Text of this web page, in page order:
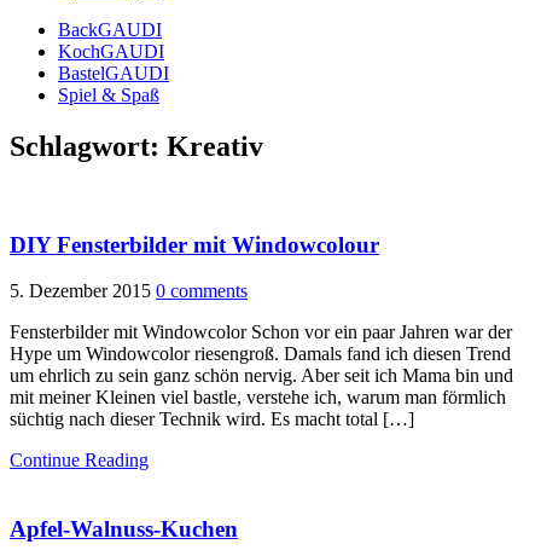
BackGAUDI
KochGAUDI
BastelGAUDI
Spiel & Spaß
Schlagwort: Kreativ
DIY Fensterbilder mit Windowcolour
5. Dezember 2015 0 comments
Fensterbilder mit Windowcolor Schon vor ein paar Jahren war der
Hype um Windowcolor riesengroß. Damals fand ich diesen Trend
um ehrlich zu sein ganz schön nervig. Aber seit ich Mama bin und
mit meiner Kleinen viel bastle, verstehe ich, warum man förmlich
süchtig nach dieser Technik wird. Es macht total […]
Continue Reading
Apfel-Walnuss-Kuchen